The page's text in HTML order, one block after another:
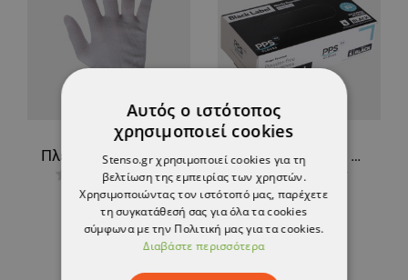
Πλεκτά γάντια BROOK
0,63 €
-10%
0,57 €
Γάντια νιτριλίου μιας χρήσης PPS NITRILE BLACK PF
5,95 €
Αυτός ο ιστότοπος
χρησιμοποιεί cookies
Stenso.gr χρησιμοποιεί cookies για τη
βελτίωση της εμπειρίας των χρηστών.
Χρησιμοποιώντας τον ιστότοπό μας, παρέχετε
τη συγκατάθεσή σας για όλα τα cookies
σύμφωνα με την Πολιτική μας για τα cookies.
Διαβάστε περισσότερα